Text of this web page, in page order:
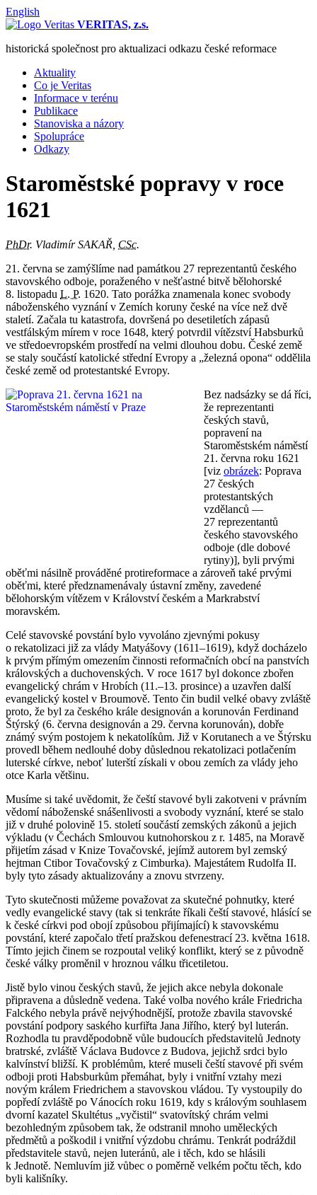
English
VERITAS, z.s.
historická společnost pro aktualizaci odkazu české reformace
Aktuality
Co je Veritas
Informace v terénu
Publikace
Stanoviska a názory
Spolupráce
Odkazy
Staroměstské popravy v roce
1621
PhDr. Vladimír SAKAŘ, CSc.
21. června se zamýšlíme nad památkou 27 reprezentantů českého
stavovského odboje, poraženého v nešťastné bitvě bělohorské
8. listopadu L. P. 1620. Tato porážka znamenala konec svobody
náboženského vyznání v Zemích koruny české na více než dvě
staletí. Začala tu katastrofa, dovršená po desetiletích zápasů
vestfálským mírem v roce 1648, který potvrdil vítězství Habsburků
ve středoevropském prostředí na velmi dlouhou dobu. České země
se staly součástí katolické střední Evropy a „železná opona“ oddělila
české země od protestantské Evropy.
Bez nadsázky se dá říci,
že reprezentanti
českých stavů,
popravení na
Staroměstském náměstí
21. června roku 1621
[viz obrázek: Poprava
27 českých
protestantských
vzdělanců —
27 reprezentantů
českého stavovského
odboje (dle dobové
rytiny)], byli prvými
oběťmi násilně prováděné protireformace a zároveň také prvými
oběťmi, které předznamenávaly ústavní změny, zavedené
bělohorským vítězem v Království českém a Markrabství
moravském.
Celé stavovské povstání bylo vyvoláno zjevnými pokusy
o rekatolizaci již za vlády Matyášovy (1611–1619), když docházelo
k prvým přímým omezením činnosti reformačních obcí na panstvích
královských a duchovenských. V roce 1617 byl dokonce zbořen
evangelický chrám v Hrobích (11.–13. prosince) a uzavřen další
evangelický kostel v Broumově. Tento čin budil velké obavy zvláště
proto, že byl za českého krále designován a korunován Ferdinand
Štýrský (6. června designován a 29. června korunován), dobře
známý svým postojem k nekatolíkům. Již v Korutanech a ve Štýrsku
provedl během nedlouhé doby důslednou rekatolizaci potlačením
luterské církve, neboť luterští získali v obou zemích za vlády jeho
otce Karla většinu.
Musíme si také uvědomit, že čeští stavové byli zakotveni v právním
vědomí náboženské snášenlivosti a svobody vyznání, které se stalo
již v druhé polovině 15. století součástí zemských zákonů a jejich
výkladu (v Čechách Smlouvou kutnohorskou z r. 1485, na Moravě
přijetím zásad v Knize Tovačovské, jejímž autorem byl zemský
hejtman Ctibor Tovačovský z Cimburka). Majestátem Rudolfa II.
byly tyto zásady aktualizovány a znovu stvrzeny.
Tyto skutečnosti můžeme považovat za skutečné pohnutky, které
vedly evangelické stavy (tak si tenkráte říkali čeští stavové, hlásící se
k české církvi pod obojí způsobou přijímající) k stavovskému
povstání, které započalo třetí pražskou defenestrací 23. května 1618.
Tímto jejich činem se rozpoutal veliký konflikt, který se z původně
české války proměnil v hroznou válku třicetiletou.
Jistě bylo vinou českých stavů, že jejich akce nebyla dokonale
připravena a důsledně vedena. Také volba nového krále Friedricha
Falckého nebyla právě nejvýhodnější, protože zbavila stavovské
povstání podpory saského kurfiřta Jana Jiřího, který byl luterán.
Rozhodla tu pravděpodobně vůle budoucích představitelů Jednoty
bratrské, zvláště Václava Budovce z Budova, jejichž srdci bylo
kalvínství bližší. K problémům, které museli čeští stavové při svém
odboji proti Habsburkům přemáhat, byly i vnitřní vztahy mezi
novým králem Friedrichem a stavovskou vládou. Ty vystoupily do
popředí zvláště po Vánocích roku 1619, kdy s královým souhlasem
dvorní kazatel Skultétus „vyčistil“ svatovítský chrám velmi
bezohledným způsobem tak, že odstranil mnoho uměleckých
předmětů a poškodil i vnitřní výzdobu chrámu. Tenkrát podráždil
představitele stavů, nejen luteránů, ale i těch, kdo se hlásili
k Jednotě. Nemluvím již vůbec o poměrně velkém počtu těch, kdo
byli kališníky.